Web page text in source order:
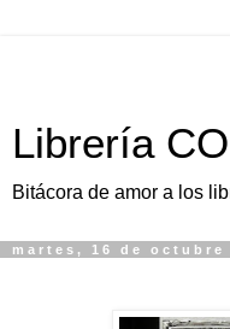
Librería
Bitácora de amor a los
martes, 16 de octubre